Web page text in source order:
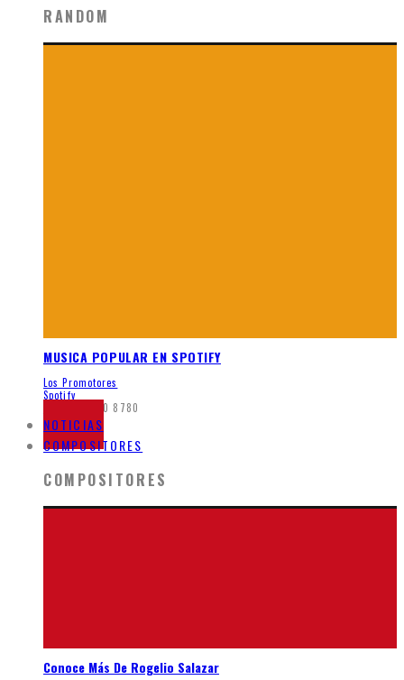
RANDOM
MUSICA POPULAR EN SPOTIFY
Los Promotores
Spotify
junio 5, 2020 8780
NOTICIAS
COMPOSITORES
COMPOSITORES
Conoce Más De Rogelio Salazar